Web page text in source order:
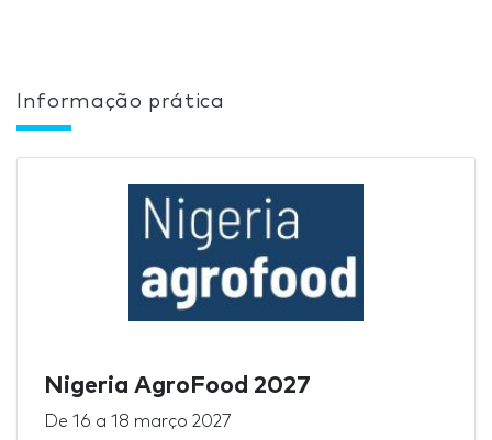
Informação prática
Nigeria AgroFood 2027
De 16 a 18 março 2027